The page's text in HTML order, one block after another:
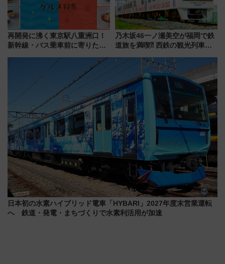
再開発に沸く東京駅八重洲口！
新幹線・バス乗車前に寄りたい
やり＆スタミナグルメ」6選【新
店舗も！】
乃木坂46一ノ瀬美空が福岡で鉄
道旅を満喫⁈ 西鉄の観光列車
CHIKUGO」で巡る福岡･太宰
府･柳川の旅！YouTubeが公開
に
日本初の水素ハイブリッド電車「HYBARI」2027年度末営業運転
へ 鉄道・発電・まちづくりで水素利活用が加速